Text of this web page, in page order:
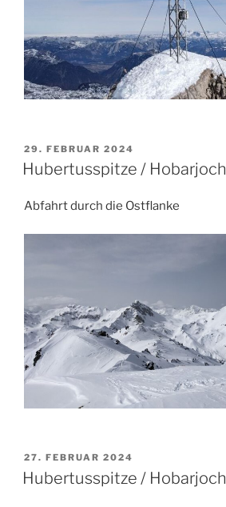
VERÖFFENTLICHT
AM
29. FEBRUAR 2024
Hubertusspitze / Hobarjoch
Abfahrt durch die Ostflanke
VERÖFFENTLICHT
AM
27. FEBRUAR 2024
Hubertusspitze / Hobarjoch